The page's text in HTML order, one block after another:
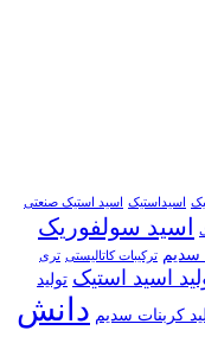
اسیداستیک اسید استیک صنعتی
اسید سولفوریک
سدیم ترکیبات کاتالیستی تری
اسید استیک تولید
کربنات سدیم دانش